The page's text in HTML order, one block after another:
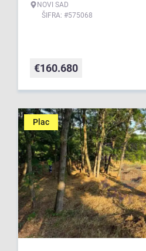
NOVI SAD
ŠIFRA: #575068
€160.680
Plac